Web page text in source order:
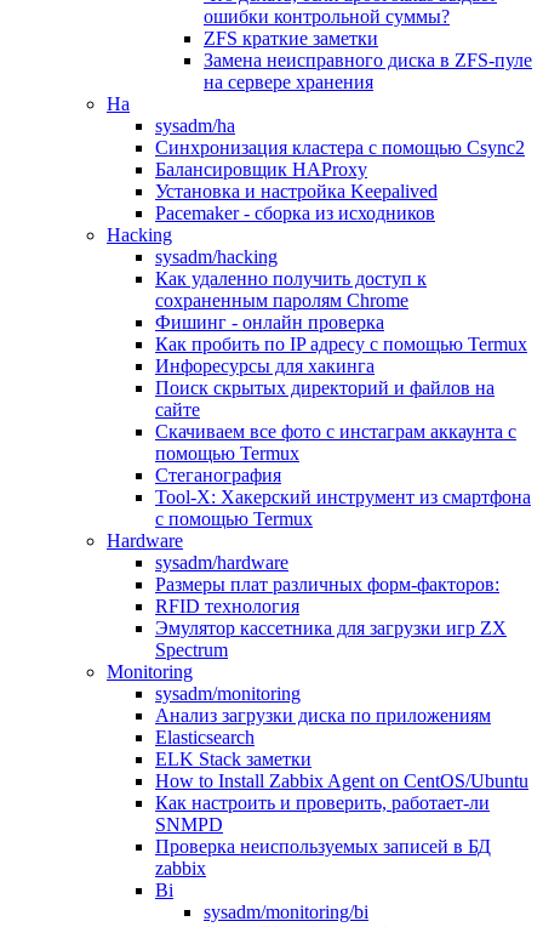
ошибки контрольной суммы?
ZFS краткие заметки
Замена неисправного диска в ZFS-пуле
на сервере хранения
Ha
sysadm/ha
Синхронизация кластера с помощью Csync2
Балансировщик HAProxy
Установка и настройка Keepalived
Pacemaker - сборка из исходников
Hacking
sysadm/hacking
Как удаленно получить доступ к
сохраненным паролям Chrome
Фишинг - онлайн проверка
Как пробить по IP адресу с помощью Termux
Инфоресурсы для хакинга
Поиск скрытых директорий и файлов на
сайте
Скачиваем все фото с инстаграм аккаунта с
помощью Termux
Стеганография
Tool-X: Хакерский инструмент из смартфона
с помощью Termux
Hardware
sysadm/hardware
Размеры плат различных форм-факторов:
RFID технология
Эмулятор кассетника для загрузки игр ZX
Spectrum
Monitoring
sysadm/monitoring
Анализ загрузки диска по приложениям
Elasticsearch
ELK Stack заметки
How to Install Zabbix Agent on CentOS/Ubuntu
Как настроить и проверить, работает-ли
SNMPD
Проверка неиспользуемых записей в БД
zabbix
Bi
sysadm/monitoring/bi